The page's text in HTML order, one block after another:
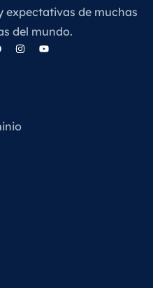
expectativas de muchas
del mundo.